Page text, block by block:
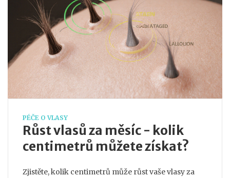
PÉČE O VLASY
Růst vlasů za měsíc - kolik
centimetrů můžete získat?
Zjistěte, kolik centimetrů může růst vaše vlasy za